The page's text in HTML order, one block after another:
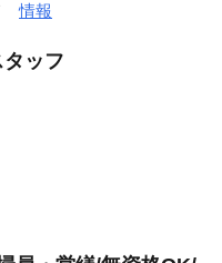
情報
ッフ